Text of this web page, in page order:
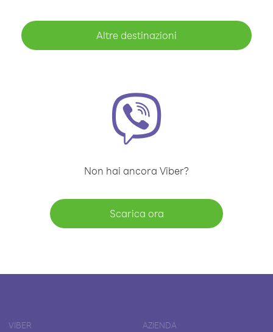
Altre destinazioni
Non hai ancora Viber?
Scarica ora
VIBER AZIENDA